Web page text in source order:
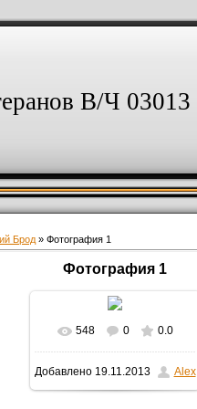
В/Ч 03013
Брод » Фотография 1
Фотография 1
В реальном размере
640x431/ 126.2Kb
548 0 0.0
Добавлено19.11.2013 Alex